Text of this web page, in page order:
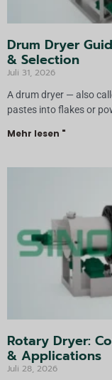
Drum Dryer
& Selection
Juli 31, 2026
A drum dryer — also
pastes into flakes or
Mehr lesen "
Rotary Dryer:
& Applications
Juli 28, 2026